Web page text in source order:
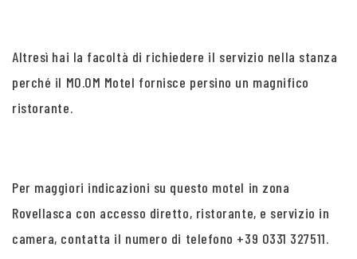
Altresì hai la facoltà di richiedere il servizio nella stanza
perché il MO.OM Motel fornisce persino un magnifico
ristorante.
Per maggiori indicazioni su questo motel in zona
Rovellasca con accesso diretto, ristorante, e servizio in
camera, contatta il numero di telefono +39 0331 327511.